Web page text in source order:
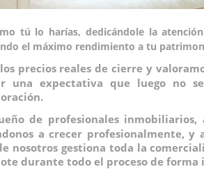
tú lo harías, dedicándole la
el máximo rendimiento a tu
los precios reales de cierre y
expectativa que luego no
de profesionales inmobiliarios,
a crecer profesionalmente, y
gestiona toda la
durante todo el proceso de forma